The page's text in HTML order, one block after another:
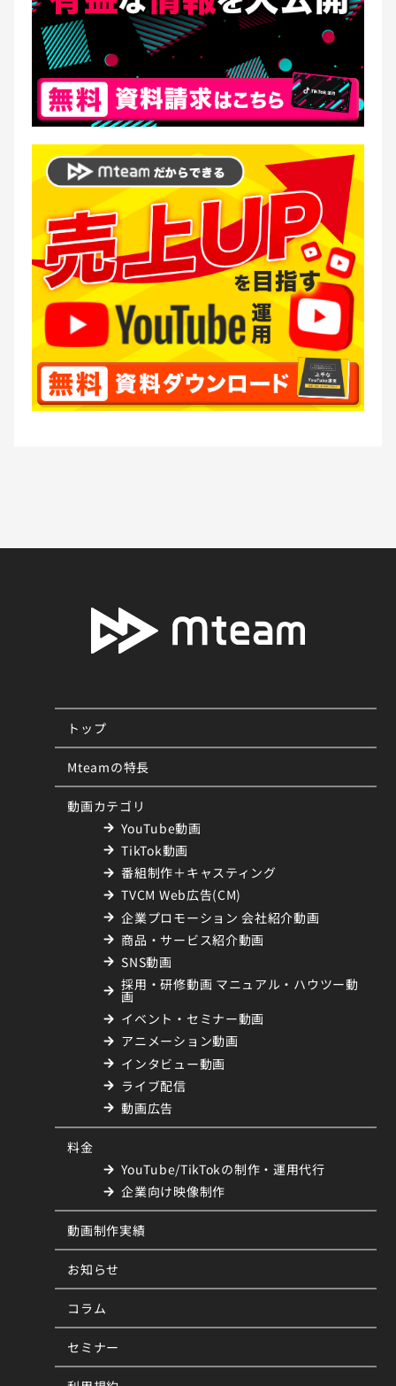
トップ
Mteamの特長
動画カテゴリ
YouTube動画
TikTok動画
番組制作＋キャスティング
TVCM Web広告(CM)
企業プロモーション 会社紹介動画
商品・サービス紹介動画
SNS動画
採用・研修動画 マニュアル・ハウツー動
画
イベント・セミナー動画
アニメーション動画
インタビュー動画
ライブ配信
動画広告
料金
YouTube/TikTokの制作・運用代行
企業向け映像制作
動画制作実績
お知らせ
コラム
セミナー